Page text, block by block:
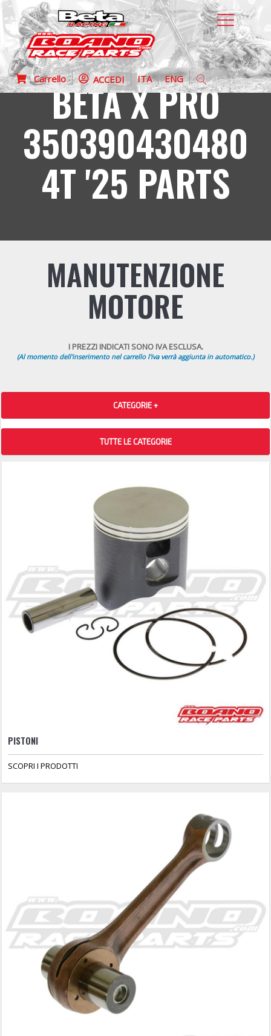
Carrello ACCEDI ITA ENG
BETA X PRO
350390430480
4T '25 PARTS
MANUTENZIONE
MOTORE
I PREZZI INDICATI SONO IVA ESCLUSA.
(Al momento dell'inserimento nel carrello l'iva verrà aggiunta in automatico.)
CATEGORIE +
TUTTE LE CATEGORIE
PISTONI
SCOPRI I PRODOTTI